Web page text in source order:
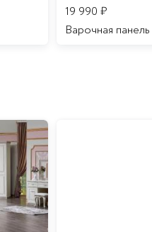
19 990 ₽
Варочная